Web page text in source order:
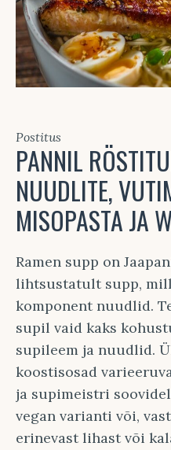
Postitus
PANNIL
NUUDLITE,
MISOPASTA JA
Ramen supp on
lihtsustatult supp,
komponent nuudlid.
supil vaid kaks
supileem ja nuudlid.
koostisosad
ja supimeistri
vegan varianti või,
erinevast lihast või